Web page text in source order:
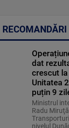
RECOMANDĂRI
dat
crescut la
Unitatea
puțin 9
Ministrul
Radu
nivelul